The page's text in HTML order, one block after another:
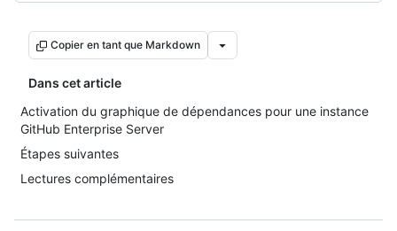
Copier en tant que Markdown
Dans cet article
Activation du graphique de dépendances pour une instance
GitHub Enterprise Server
Étapes suivantes
Lectures complémentaires